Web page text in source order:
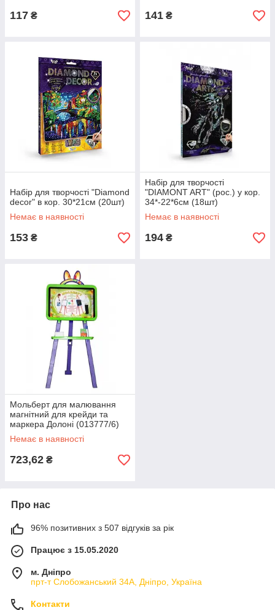
117 ₴ 141 ₴
Набір для творчості "Diamond
decor" в кор. 30*21см (20шт)
Немає в наявності
153 ₴
Набір для творчості
"DIAMONT ART" (рос.) у кор.
34*-22*6см (18шт)
Немає в наявності
194 ₴
Мольберт для малювання
магнітний для крейди та
маркера Долоні (013777/6)
Немає в наявності
723,62 ₴
Про нас
96% позитивних з 507 відгуків за рік
Працює з 15.05.2020
м. Дніпро
прт-т Слобожанський 34А, Дніпро, Україна
Контакти